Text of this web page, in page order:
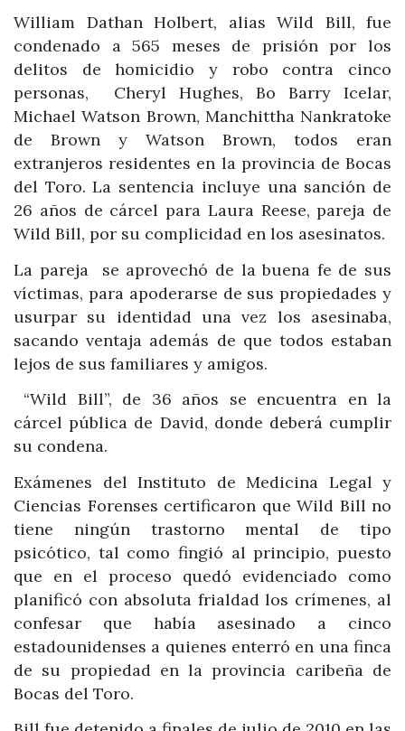
William Dathan Holbert, alias Wild Bill, fue
condenado a 565 meses de prisión por los
delitos de homicidio y robo contra cinco
personas, Cheryl Hughes, Bo Barry Icelar,
Michael Watson Brown, Manchittha Nankratoke
de Brown y Watson Brown, todos eran
extranjeros residentes en la provincia de Bocas
del Toro. La sentencia incluye una sanción de
26 años de cárcel para Laura Reese, pareja de
Wild Bill, por su complicidad en los asesinatos.
La pareja se aprovechó de la buena fe de sus
víctimas, para apoderarse de sus propiedades y
usurpar su identidad una vez los asesinaba,
sacando ventaja además de que todos estaban
lejos de sus familiares y amigos.
“Wild Bill”, de 36 años se encuentra en la
cárcel pública de David, donde deberá cumplir
su condena.
Exámenes del Instituto de Medicina Legal y
Ciencias Forenses certificaron que Wild Bill no
tiene ningún trastorno mental de tipo
psicótico, tal como fingió al principio, puesto
que en el proceso quedó evidenciado como
planificó con absoluta frialdad los crímenes, al
confesar que había asesinado a cinco
estadounidenses a quienes enterró en una finca
de su propiedad en la provincia caribeña de
Bocas del Toro.